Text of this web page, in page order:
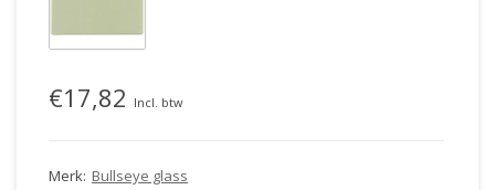
€17,82 Incl. btw
Merk: Bullseye glass